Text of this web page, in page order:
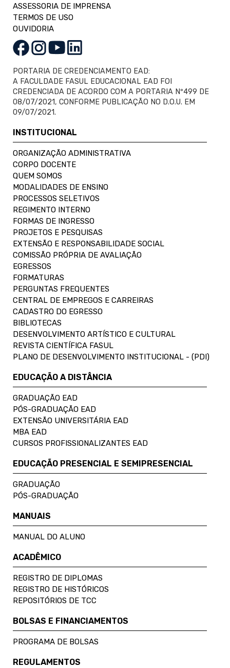
ASSESSORIA DE IMPRENSA
TERMOS DE USO
OUVIDORIA
PORTARIA DE CREDENCIAMENTO EAD:
A FACULDADE FASUL EDUCACIONAL EAD FOI
CREDENCIADA DE ACORDO COM A PORTARIA Nº499 DE
08/07/2021, CONFORME PUBLICAÇÃO NO D.O.U. EM
09/07/2021.
INSTITUCIONAL
ORGANIZAÇÃO ADMINISTRATIVA
CORPO DOCENTE
QUEM SOMOS
MODALIDADES DE ENSINO
PROCESSOS SELETIVOS
REGIMENTO INTERNO
FORMAS DE INGRESSO
PROJETOS E PESQUISAS
EXTENSÃO E RESPONSABILIDADE SOCIAL
COMISSÃO PRÓPRIA DE AVALIAÇÃO
EGRESSOS
FORMATURAS
PERGUNTAS FREQUENTES
CENTRAL DE EMPREGOS E CARREIRAS
CADASTRO DO EGRESSO
BIBLIOTECAS
DESENVOLVIMENTO ARTÍSTICO E CULTURAL
REVISTA CIENTÍFICA FASUL
PLANO DE DESENVOLVIMENTO INSTITUCIONAL - (PDI)
EDUCAÇÃO A DISTÂNCIA
GRADUAÇÃO EAD
PÓS-GRADUAÇÃO EAD
EXTENSÃO UNIVERSITÁRIA EAD
MBA EAD
CURSOS PROFISSIONALIZANTES EAD
EDUCAÇÃO PRESENCIAL E SEMIPRESENCIAL
GRADUAÇÃO
PÓS-GRADUAÇÃO
MANUAIS
MANUAL DO ALUNO
ACADÊMICO
REGISTRO DE DIPLOMAS
REGISTRO DE HISTÓRICOS
REPOSITÓRIOS DE TCC
BOLSAS E FINANCIAMENTOS
PROGRAMA DE BOLSAS
REGULAMENTOS